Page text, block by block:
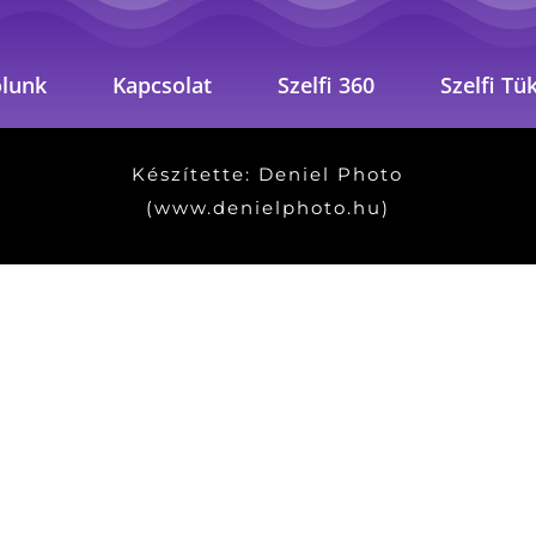
Kapcsolat Szelfi 360 Szelfi
Készítette: Deniel Photo
(www.denielphoto.hu)